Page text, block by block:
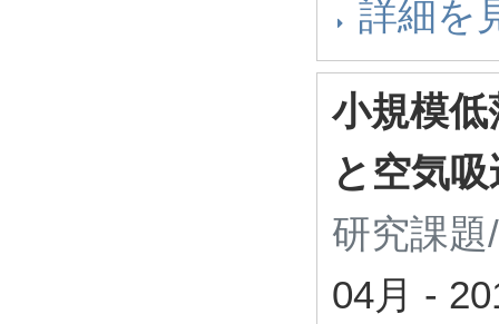
詳細を
小規模
と空気
研究課
04月 -